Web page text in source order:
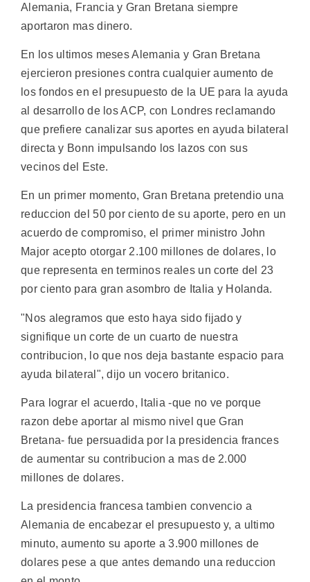
Alemania, Francia y Gran Bretana siempre
aportaron mas dinero.
En los ultimos meses Alemania y Gran Bretana
ejercieron presiones contra cualquier aumento de
los fondos en el presupuesto de la UE para la ayuda
al desarrollo de los ACP, con Londres reclamando
que prefiere canalizar sus aportes en ayuda bilateral
directa y Bonn impulsando los lazos con sus
vecinos del Este.
En un primer momento, Gran Bretana pretendio una
reduccion del 50 por ciento de su aporte, pero en un
acuerdo de compromiso, el primer ministro John
Major acepto otorgar 2.100 millones de dolares, lo
que representa en terminos reales un corte del 23
por ciento para gran asombro de Italia y Holanda.
"Nos alegramos que esto haya sido fijado y
signifique un corte de un cuarto de nuestra
contribucion, lo que nos deja bastante espacio para
ayuda bilateral", dijo un vocero britanico.
Para lograr el acuerdo, Italia -que no ve porque
razon debe aportar al mismo nivel que Gran
Bretana- fue persuadida por la presidencia frances
de aumentar su contribucion a mas de 2.000
millones de dolares.
La presidencia francesa tambien convencio a
Alemania de encabezar el presupuesto y, a ultimo
minuto, aumento su aporte a 3.900 millones de
dolares pese a que antes demando una reduccion